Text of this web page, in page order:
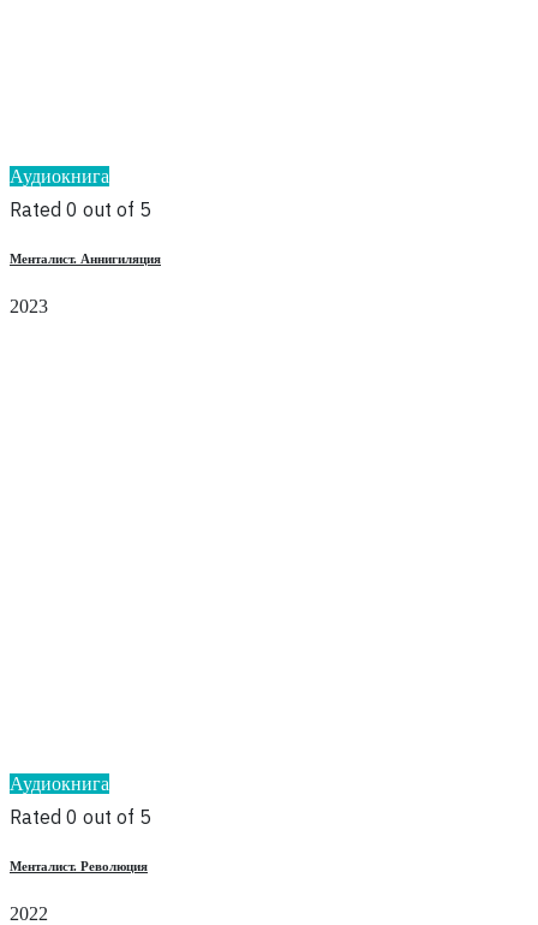
Аудиокнига
Rated 0 out of 5
Менталист. Аннигиляция
2023
Аудиокнига
Rated 0 out of 5
Менталист. Революция
2022